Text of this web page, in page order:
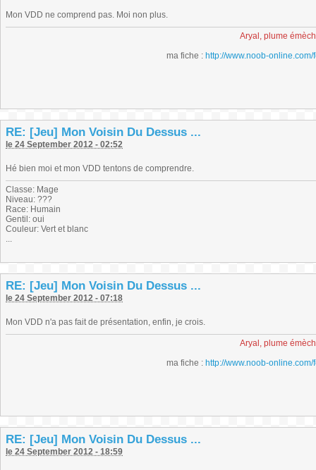
Mon VDD ne comprend pas. Moi non plus.
Aryal, plume
ma fiche : http://www.noob-
RE: [Jeu] Mon Voisin Du Dessus ...
le 24 September 2012 - 02:52
Hé bien moi et mon VDD tentons de comprendre.
Classe: Mage
Niveau: ???
Race: Humain
Gentil: oui
Couleur: Vert et blanc
...
RE: [Jeu] Mon Voisin Du Dessus ...
le 24 September 2012 - 07:18
Mon VDD n'a pas fait de présentation, enfin, je crois.
Aryal, plume
ma fiche : http://www.noob-
RE: [Jeu] Mon Voisin Du Dessus ...
le 24 September 2012 - 18:59